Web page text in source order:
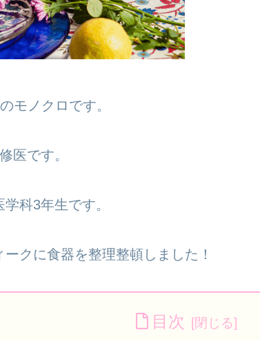
モノクロです。
医です。
科3年生です。
ークに食器を整理整頓しました！
目次